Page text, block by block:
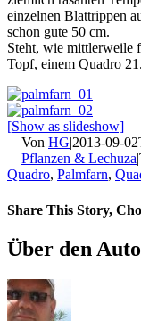
einzelnen Blattrippen
schon gute 50 cm.
Steht, wie mittlerweile
Topf, einem Quadro 21.
[Show as slideshow]
Von HG|2013-09-
Pflanzen & Lechuza|
Quadro, Palmfarn,
Share This Story,
Facebook
X
LinkedIn
Pinterest
E-
Mail
Über den